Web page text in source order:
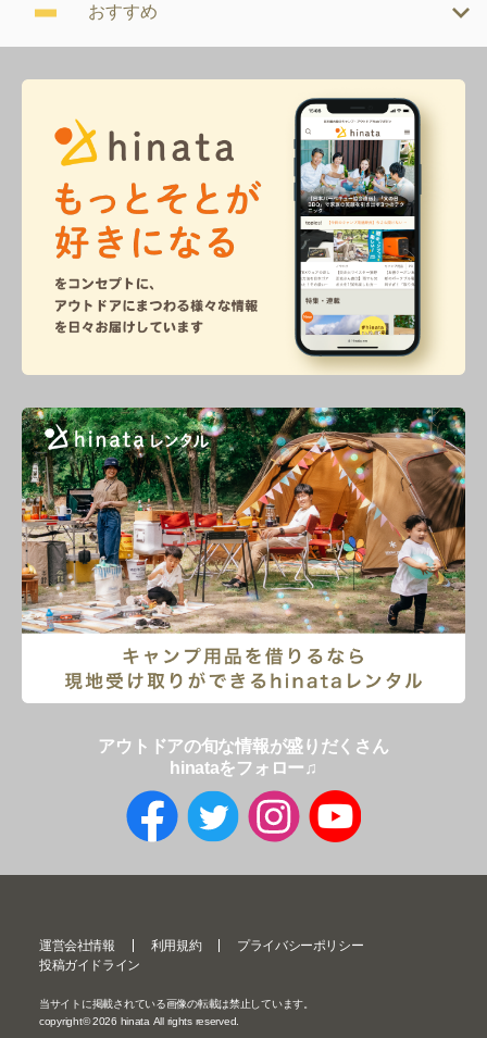
おすすめ
アウトドアの旬な情報が盛りだくさん
hinataをフォロー♫
運営会社情報 利用規約
プライバシーポリシー
投稿ガイドライン
当サイトに掲載されている画像の転載は禁止しています。
copyright©2026 hinata All rights reserved.